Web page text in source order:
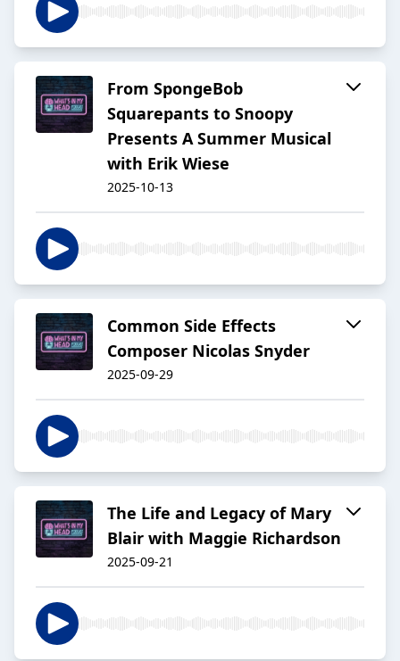
From SpongeBob
Squarepants to Snoopy
Presents A Summer Musical
with Erik Wiese
2025-10-13
Common Side Effects
Composer Nicolas Snyder
2025-09-29
The Life and Legacy of Mary
Blair with Maggie Richardson
2025-09-21